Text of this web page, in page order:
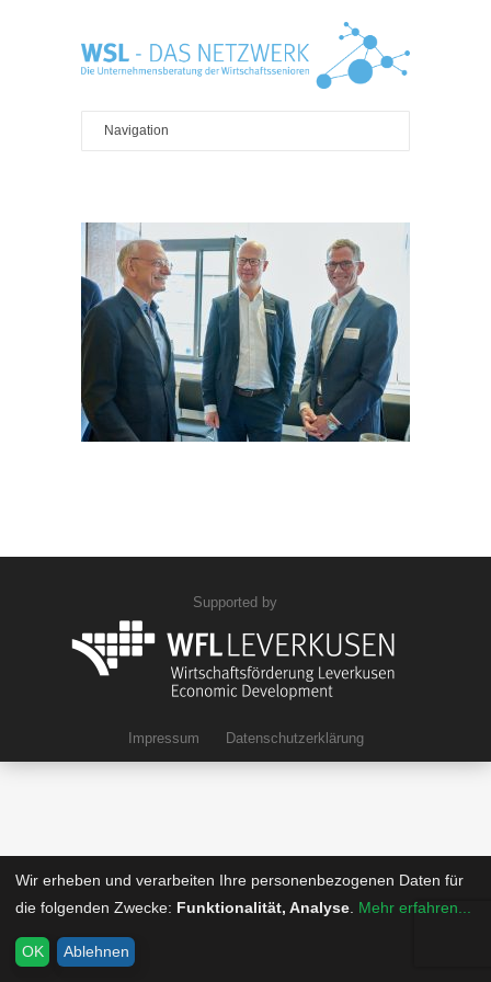
Supported by
Impressum Datenschutzerklärung
Wir erheben und verarbeiten Ihre personenbezogenen Daten für
die folgenden Zwecke: Funktionalität, Analyse Mehr erfahren...
OK Ablehnen